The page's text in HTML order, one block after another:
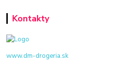
Kontakty
www.dm-drogeria.sk